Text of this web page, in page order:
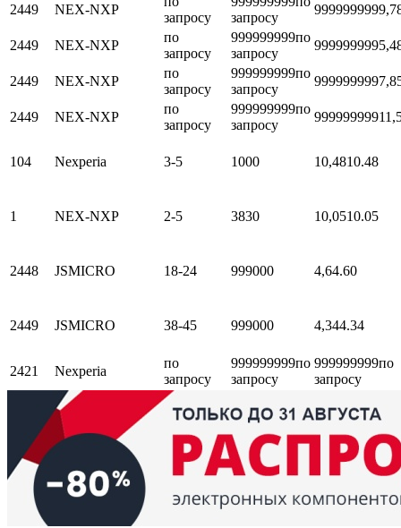
2449 NEX-NXP
запросу
запросу
999999999
2449 NEX-NXP
по
запросу
999999999по
запросу
999999999
2449 NEX-NXP
по
запросу
999999999по
запросу
999999999
2449 NEX-NXP
по
запросу
999999999по
запросу
999999999
104 Nexperia 3-5 1000 10,4810.48
1 NEX-NXP 2-5 3830 10,0510.05
2448 JSMICRO 18-24 999000 4,64.60
2449 JSMICRO 38-45 999000 4,344.34
2421 Nexperia
по
запросу
999999999по
запросу
999999999по
запросу